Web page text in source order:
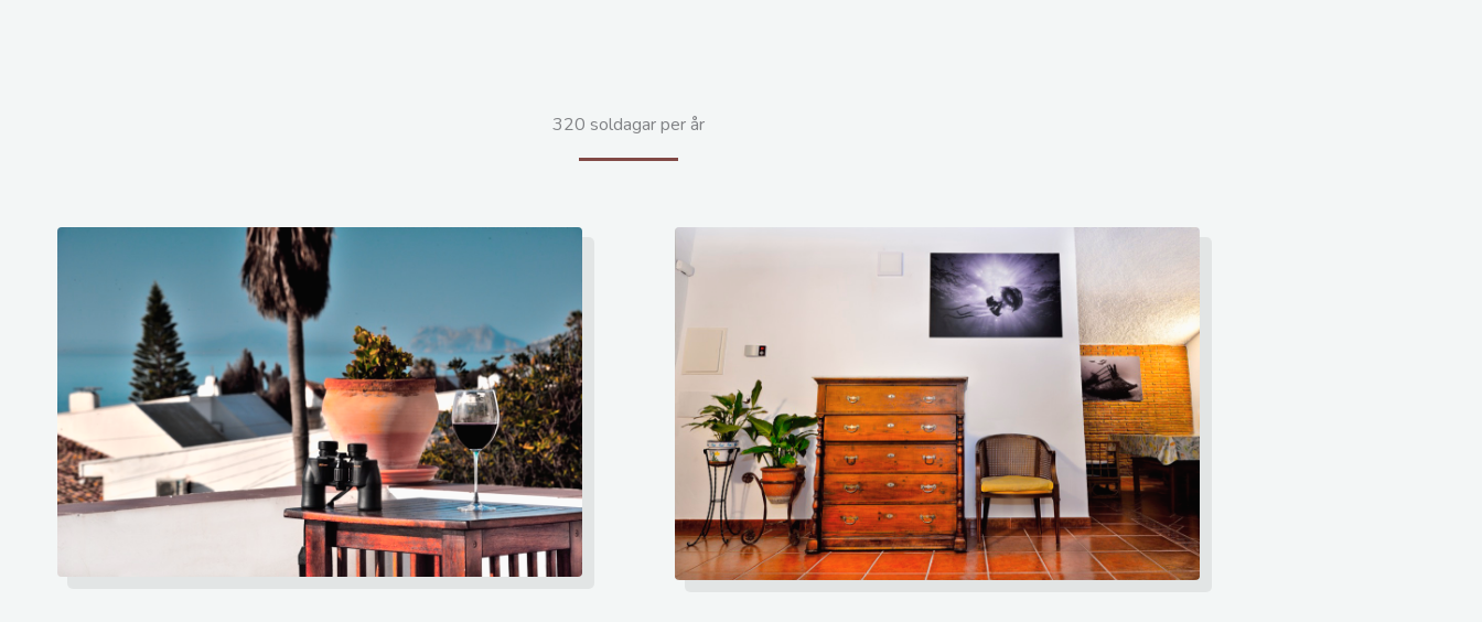
320 soldagar per år